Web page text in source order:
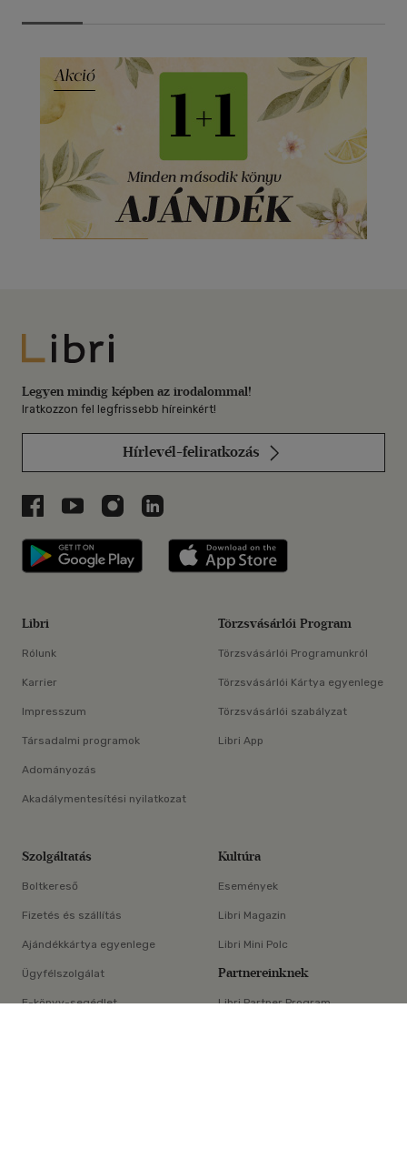
×
Libri
Legyen mindig képben az irodalommal!
Iratkozzon fel legfrissebb híreinkért!
Hírlevél-feliratkozás
Libri a Facebookon
Libri a Youtube-on
Libri az Instagramon
Libri a LinkedInen
Libri applikáció Szerezd meg: Google
Libri
Rólunk
Karrier
Impresszum
Társadalmi programok
Adományozás
Akadálymentesítési nyilatkozat
Törzsvásárlói Program
Törzsvásárlói Programunkról
Törzsvásárlói Kártya egyenlege
Törzsvásárlói szabályzat
Libri App
Szolgáltatás
Boltkereső
Fizetés és szállítás
Ajándékkártya egyenlege
Ügyfélszolgálat
E-könyv-segédlet
Kultúra
Események
Libri Magazin
Libri Mini Polc
Partnereinknek
Libri Partner Program